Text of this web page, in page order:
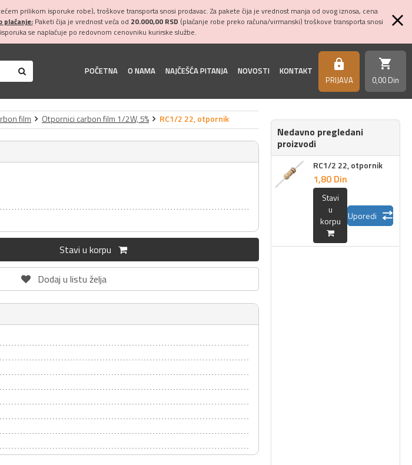
prilikom isporuke robe), troškove transporta snosi prodavac. Za pakete čija je vrednost manja od ovog iznosa, cena
plaćanje:Paketi čija je vrednost veća od 20.000,00 RSD (plaćanje robe preko računa/virmanski) troškove transporta snosi
se naplaćuje po redovnom cenovniku kurirske službe.
POČETNA O NAMA NAJČEŠĆA PITANJA NOVOSTI KONTAKT https
PRIJAVA
shopping_cart
0,00 Din
film Otpornici carbon film 1/2W, 5% RC1/2 22, otpornik
Stavi u korpu
Dodaj u listu želja
Nedavno pregledani
proizvodi
RC1/2 22, otpornik
1,80 Din
Stavi
u
korpu
Uporedi